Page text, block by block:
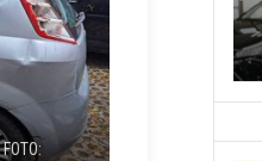
FOTO: